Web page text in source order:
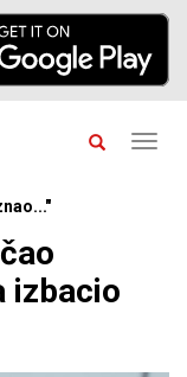
izbacio